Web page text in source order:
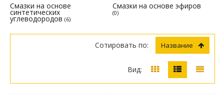
Смазки на основе
синтетических
углеводородов (6)
Смазки на основе эфиров
(0)
Сотировать по: Название
Вид: